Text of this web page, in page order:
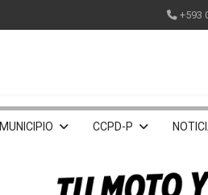
+593
MUNICIPIO CCPD-P